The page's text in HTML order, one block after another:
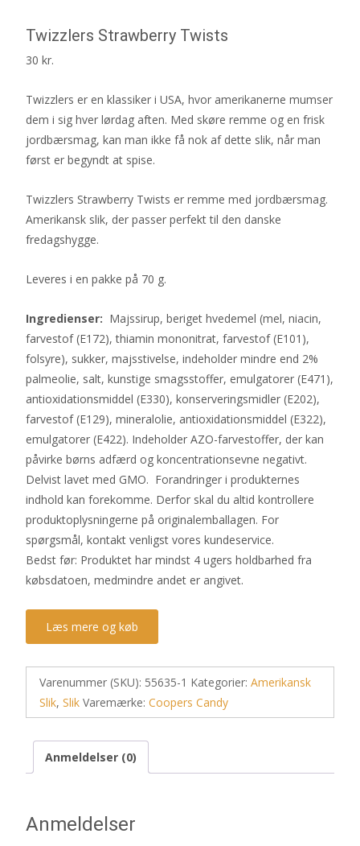
Twizzlers Strawberry Twists
30 kr.
Twizzlers er en klassiker i USA, hvor amerikanerne mumser
dem i sig hver lørdag aften. Med skøre remme og en frisk
jordbærsmag, kan man ikke få nok af dette slik, når man
først er begyndt at spise.
Twizzlers Strawberry Twists er remme med jordbærsmag.
Amerikansk slik, der passer perfekt til den danske
fredagshygge.
Leveres i en pakke på 70 g.
Ingredienser: Majssirup, beriget hvedemel (mel, niacin,
farvestof (E172), thiamin mononitrat, farvestof (E101),
folsyre), sukker, majsstivelse, indeholder mindre end 2%
palmeolie, salt, kunstige smagsstoffer, emulgatorer (E471),
antioxidationsmiddel (E330), konserveringsmidler (E202),
farvestof (E129), mineralolie, antioxidationsmiddel (E322),
emulgatorer (E422). Indeholder AZO-farvestoffer, der kan
påvirke børns adfærd og koncentrationsevne negativt.
Delvist lavet med GMO. Forandringer i produkternes
indhold kan forekomme. Derfor skal du altid kontrollere
produktoplysningerne på originalemballagen. For
spørgsmål, kontakt venligst vores kundeservice.
Bedst før: Produktet har mindst 4 ugers holdbarhed fra
købsdatoen, medmindre andet er angivet.
Læs mere og køb
Varenummer (SKU): 55635-1 Kategorier: Amerikansk
Slik, Slik Varemærke: Coopers Candy
Anmeldelser (0)
Anmeldelser